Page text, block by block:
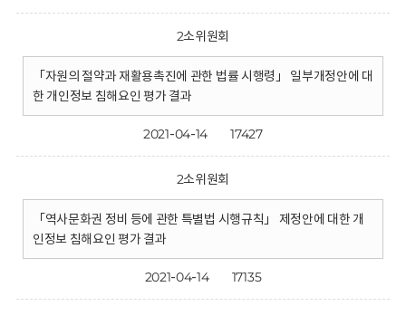
2소위원회
「자원의 절약과 재활용촉진에 관한 법률 시행령」 일부개정안에 대
한 개인정보 침해요인 평가 결과
2021-04-14 17427
2소위원회
「역사문화권 정비 등에 관한 특별법 시행규칙」 제정안에 대한 개
인정보 침해요인 평가 결과
2021-04-14 17135